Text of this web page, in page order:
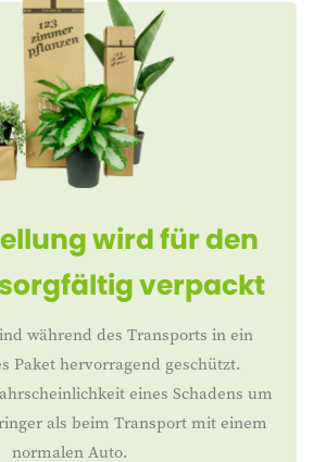
wird für den
verpackt
während des Transports in ein
Paket hervorragend geschützt.
eines Schadens um
als beim Transport mit einem
normalen Auto.